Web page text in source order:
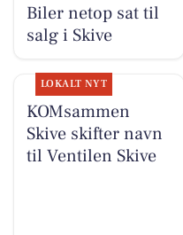
Biler netop sat til
salg i Skive
LOKALT NYT
KOMsammen
Skive skifter navn
til Ventilen Skive